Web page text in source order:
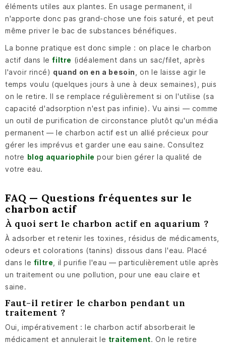
éléments utiles aux plantes. En usage permanent, il
n'apporte donc pas grand-chose une fois saturé, et peut
même priver le bac de substances bénéfiques.
La bonne pratique est donc simple : on place le charbon
actif dans lefiltre (idéalement dans un sac/filet, après
l'avoir rincé) quand on en a besoin
, on le laisse agir le
temps voulu (quelques jours à une à deux semaines), puis
on le retire. Il se remplace régulièrement si on l'utilise (sa
capacité d'adsorption n'est pas infinie). Vu ainsi — comme
un outil de purification de circonstance plutôt qu'un média
permanent — le charbon actif est un allié précieux pour
gérer les imprévus et garder une eau saine. Consultez
notre blog aquariophile pour bien gérer la qualité de
votre eau.
FAQ — Questions fréquentes sur le
charbon actif
À quoi sert le charbon actif en aquarium ?
À adsorber et retenir les toxines, résidus de médicaments,
odeurs et colorations (tanins) dissous dans l'eau. Placé
dans le filtre , il purifie l'eau — particulièrement utile après
un traitement ou une pollution, pour une eau claire et
saine.
Faut-il retirer le charbon pendant un
traitement ?
Oui, impérativement : le charbon actif absorberait le
médicament et annulerait le traitement. On le retire